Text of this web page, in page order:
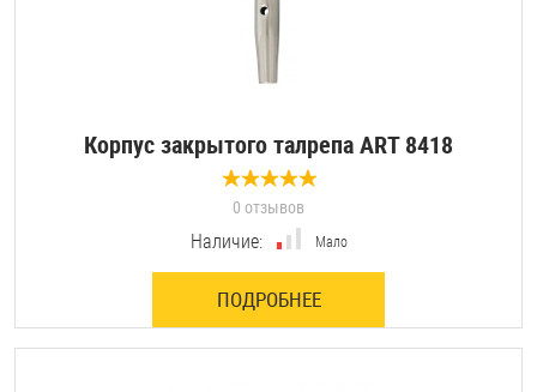
Корпус закрытого талрепа ART 8418
0 отзывов
Наличие: Мало
ПОДРОБНЕЕ